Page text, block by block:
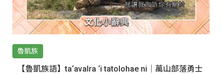
魯凱族
【魯凱族語】ta‘avalra ‘i tatolohae ni｜萬山部落勇士